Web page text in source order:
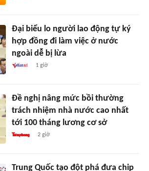
Đại biểu lo người lao động tự ký
hợp đồng đi làm việc ở nước
ngoài dễ bị lừa
1 giờ
Đề nghị nâng mức bồi thường
trách nhiệm nhà nước cao nhất
tới 100 tháng lương cơ sở
2 giờ
Trung Quốc tạo đột phá đưa chip